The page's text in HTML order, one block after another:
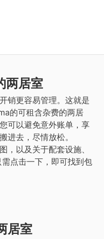
两居室
销更容易管理。这就是
的可租含杂费的两居
可以避免意外账单，享
去，尽情放松。
，以及关于配套设施、
需点击一下，即可找到包
居室